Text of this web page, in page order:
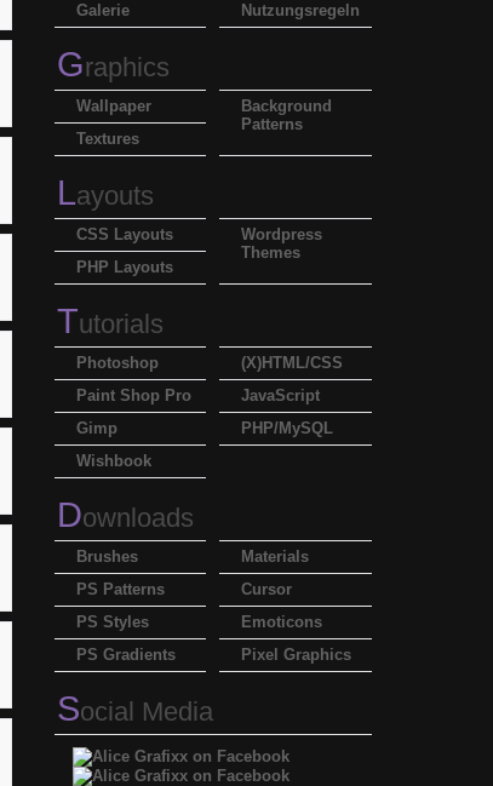
Nutzungsregeln
Galerie
Graphics
Background
Patterns
Wallpaper
Textures
Layouts
Wordpress
Themes
CSS Layouts
PHP Layouts
Tutorials
(X)HTML/CSS
JavaScript
PHP/MySQL
Photoshop
Paint Shop Pro
Gimp
Wishbook
Downloads
Materials
Cursor
Emoticons
Pixel Graphics
Brushes
PS Patterns
PS Styles
PS Gradients
Social Media